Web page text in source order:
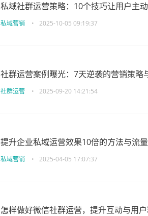
私域社群运营策略：10个技巧让用户主
私域营销 • 2025-10-05 09:19:37
社群运营案例曝光：7天逆袭的营销策略
社群运营 • 2025-09-20 14:21:54
提升企业私域运营效果10倍的方法与流
私域营销 • 2025-04-05 17:07:37
怎样做好微信社群运营，提升互动与用